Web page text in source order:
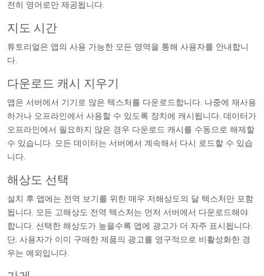
전히 영어로만 제공됩니다.
지도 시간
튜토리얼은 앱의 사용 가능한 모든 영역을 통해 사용자를 안내합니
다.
다운로드 캐시 지우기
앱은 서버에서 기기로 많은 텍스처를 다운로드합니다. 나중에 재사용
하거나 오프라인에서 사용할 수 있도록 장치에 캐시됩니다. 데이터가
오프라인에서 필요하지 않은 경우 다운로드 캐시를 수동으로 해제할
수 있습니다. 모든 데이터는 서버에서 계속해서 다시 로드할 수 있습
니다.
해상도 선택
설치 후 앱에는 전역 보기를 위한 매우 저해상도의 달 텍스처만 포함
됩니다. 모든 고해상도 전역 텍스처는 먼저 서버에서 다운로드해야
합니다. 선택한 해상도가 높을수록 앱에 광고가 더 자주 표시됩니다.
단, 사용자가 이미 구매한 제품의 광고를 영구적으로 비활성화한 경
우는 예외입니다.